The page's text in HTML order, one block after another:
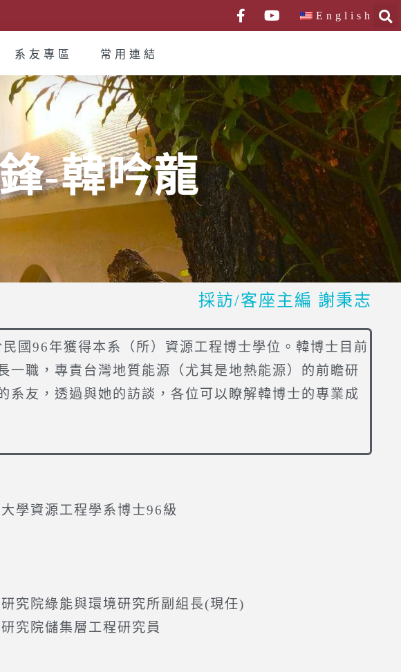
English
系友專區 常用連結
-韓吟龍
採訪/客座主編 謝秉志
國96年獲得本系（所）資源工程博士學位。韓博士目前
職，專責台灣地質能源（尤其是地熱能源）的前瞻研
友，透過與她的訪談，各位可以瞭解韓博士的專業成
學資源工程學系博士96級
究院綠能與環境研究所副組長(現任)
究院儲集層工程研究員